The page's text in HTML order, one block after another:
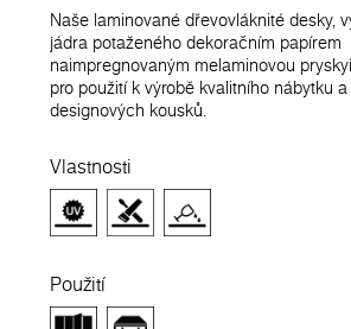
Naše laminované dřevovláknité desky,
jádra potaženého dekoračním papírem
naimpregnovaným melaminovou
pro použití k výrobě kvalitního nábytku
designových kousků.
Vlastnosti
Použití